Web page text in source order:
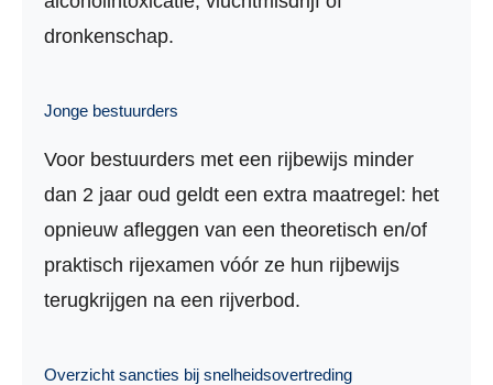
dronkenschap.
Jonge bestuurders
Voor bestuurders met een rijbewijs minder
dan 2 jaar oud geldt een extra maatregel: het
opnieuw afleggen van een theoretisch en/of
praktisch rijexamen vóór ze hun rijbewijs
terugkrijgen na een rijverbod.
Overzicht sancties bij snelheidsovertreding